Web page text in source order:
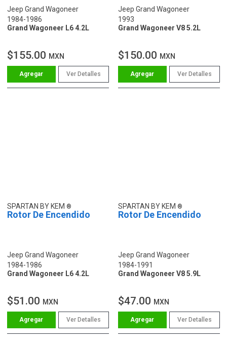
Jeep Grand Wagoneer
1984-1986
Grand Wagoneer L6 4.2L
$155.00 MXN
Ver Detalles
Jeep Grand Wagoneer
1993
Grand Wagoneer V8 5.2L
$150.00 MXN
Ver Detalles
SPARTAN BY KEM
Rotor De Encendido
Jeep Grand Wagoneer
1984-1986
Grand Wagoneer L6 4.2L
$51.00 MXN
Ver Detalles
SPARTAN BY KEM
Rotor De Encendido
Jeep Grand Wagoneer
1984-1991
Grand Wagoneer V8 5.9L
$47.00 MXN
Ver Detalles